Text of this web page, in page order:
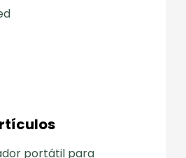
portátil para